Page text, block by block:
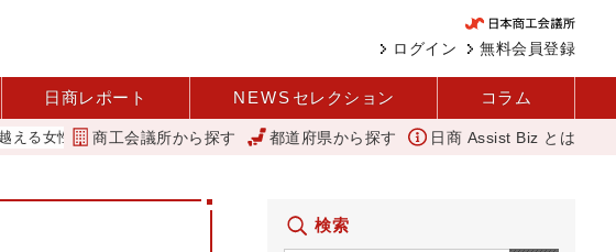
無料会員登録
ログイン
日商レポート NEWS セレクション コラム
営者 西谷 山中伸弥 変革と価値共創による日本経済の再出発 小林会頭 所信全文
商工会議所から探す 都道府県から探す 日商 Assist Biz とは
検索